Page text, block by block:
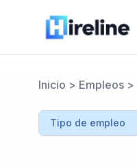
Inicio > Empleos >